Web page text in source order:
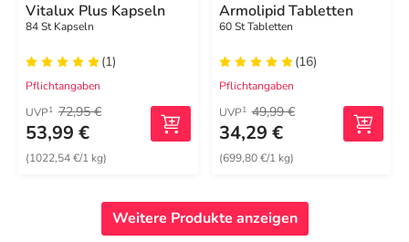
Vitalux Plus Kapseln
84 St Kapseln
(1)
Pflichtangaben
UVP1 72,95 €
53,99 €
(1022,54 €/1 kg)
Armolipid Tabletten
60 St Tabletten
(16)
Pflichtangaben
UVP1 49,99 €
34,29 €
(699,80 €/1 kg)
Weitere Produkte anzeigen